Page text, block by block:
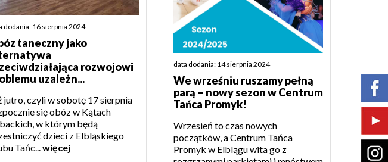
dodania: 16 sierpnia 2024
taneczny jako
rozwojowi
uzależn...
jutro, czyli w sobotę 17 sierpnia
się obóz w Kątach
w którym będą
dzieci z Elbląskiego
Tańc...więcej
data dodania: 14 sierpnia 2024
We wrześniu ruszamy pełną
parą – nowy sezon w Centrum
Tańca Promyk!
Wrzesień to czas nowych
początków, a Centrum Tańca
Promyk w Elblągu wita go z